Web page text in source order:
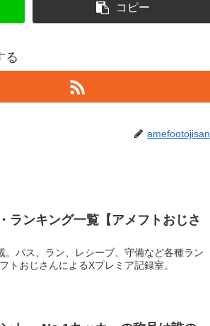
コピー
る
amefootojisan
ランキング一覧【アメフトおじさ
パス、ラン、レシーブ、守備など各種ラン
トおじさんによるXプレミア記録室。